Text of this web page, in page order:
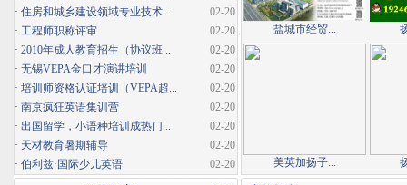
盐城市经贸...
美英加扬子...
02-20
· 住房和城乡建设领域专业技术...
02-20
· 工程师职称评审
02-20
· 2010年成人教育招生（协议班...
02-20
· 无锡VEPA金口才演讲培训
02-20
· 培训师资格认证培训（VEPA超...
02-20
· 南京疯狂英语集训营
02-20
· 出国留学，小语种培训成热门...
02-20
· 天材教育暑期辅导
02-20
· 伯利兹·国际少儿英语